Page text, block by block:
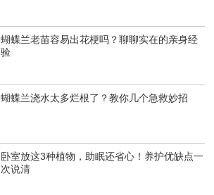
蝴蝶兰老苗容易出花梗吗？聊聊实在的亲身经
验
蝴蝶兰浇水太多烂根了？教你几个急救妙招
卧室放这3种植物，助眠还省心！养护优缺点一
次说清